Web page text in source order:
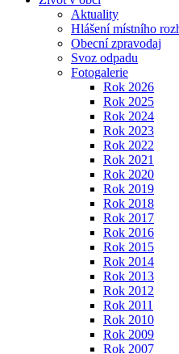
Aktuality
Hlášení místního
Obecní zpravodaj
Svoz odpadu
Fotogalerie
Rok 2026
Rok 2025
Rok 2024
Rok 2023
Rok 2022
Rok 2021
Rok 2020
Rok 2019
Rok 2018
Rok 2017
Rok 2016
Rok 2015
Rok 2014
Rok 2013
Rok 2012
Rok 2011
Rok 2010
Rok 2009
Rok 2007